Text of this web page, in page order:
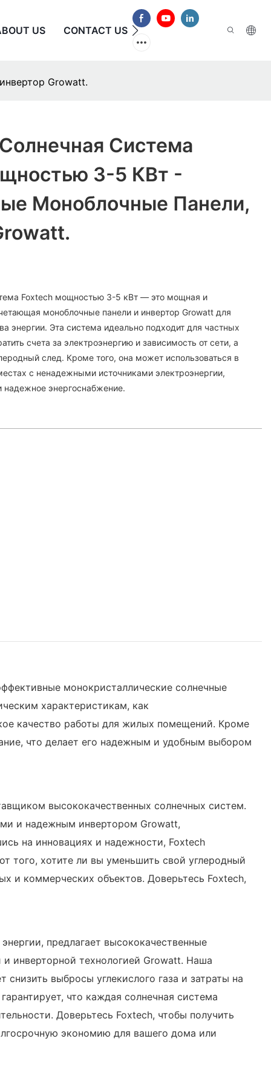
US CONTACT US ЧАСТО ЗАДАВАЕМЫЕ
Growatt.
Система
3-5 КВт -
Моноблочные Панели,
Foxtech мощностью 3-5 кВт — это мощная и
моноблочные панели и инвертор Growatt для
энергии. Эта система идеально подходит для частных
счета за электроэнергию и зависимость от сети, а
след. Кроме того, она может использоваться в
с ненадежными источниками электроэнергии,
надежное энергоснабжение.
монокристаллические солнечные
характеристикам, как
качество работы для жилых помещений. Кроме
что делает его надежным и удобным выбором
высококачественных солнечных систем.
и надежным инвертором Growatt,
на инновациях и надежности, Foxtech
того, хотите ли вы уменьшить свой углеродный
и коммерческих объектов. Доверьтесь Foxtech,
предлагает высококачественные
инверторной технологией Growatt. Наша
выбросы углекислого газа и затраты на
что каждая солнечная система
Доверьтесь Foxtech, чтобы получить
экономию для вашего дома или